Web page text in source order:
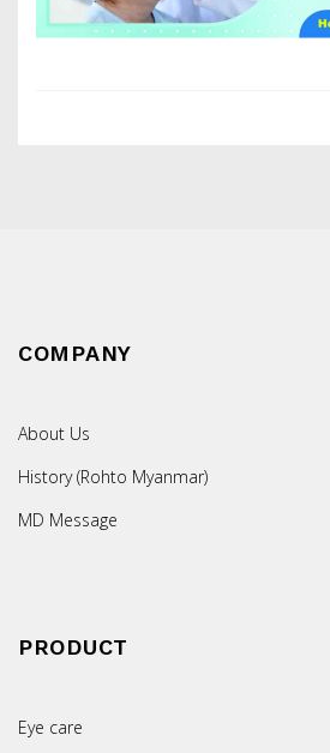
COMPANY
About Us
History (Rohto Myanmar)
MD Message
PRODUCT
Eye care